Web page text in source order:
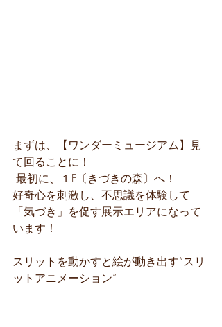
まずは、【ワンダーミュージアム】見
て回ることに！
最初に、１F〔きづきの森〕へ！
好奇心を刺激し、不思議を体験して
「気づき」を促す展示エリアになって
います！
スリットを動かすと絵が動き出す“スリ
ットアニメーション”